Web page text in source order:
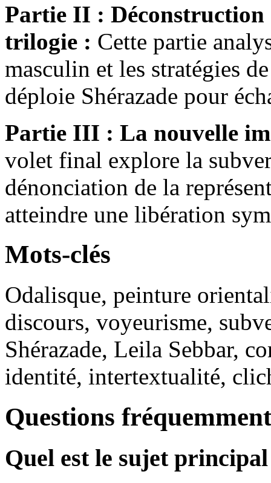
Partie II : Déconstruction
trilogie : Cette partie
masculin et les stratégies
déploie Shérazade pour
Partie III : La nouvelle
volet final explore la
dénonciation de la
atteindre une libération
Mots-clés
Odalisque, peinture
discours, voyeurisme,
Shérazade, Leila Sebbar,
identité, intertextualité,
Questions
Quel est le sujet principal